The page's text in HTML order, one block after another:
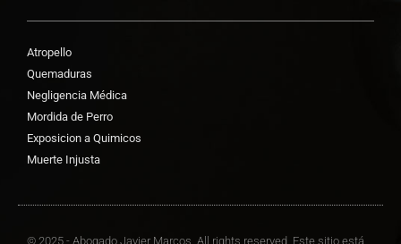
Atropello
Quemaduras
Negligencia Médica
Mordida de Perro
Exposicion a Quimicos
Muerte Injusta
© 2025 - Abogado Javier Marcos. All rights reserved. Este sitio está